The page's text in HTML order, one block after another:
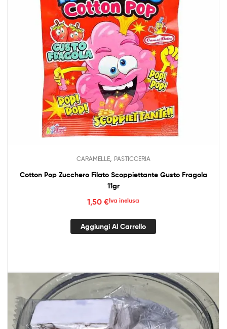
CARAMELLE, PASTICCERIA
Cotton Pop Zucchero Filato Scoppiettante Gusto Fragola
11gr
1,50 €Iva inclusa
Aggiungi Al Carrello